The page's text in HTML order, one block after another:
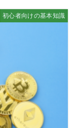
初心者向けの基本知識